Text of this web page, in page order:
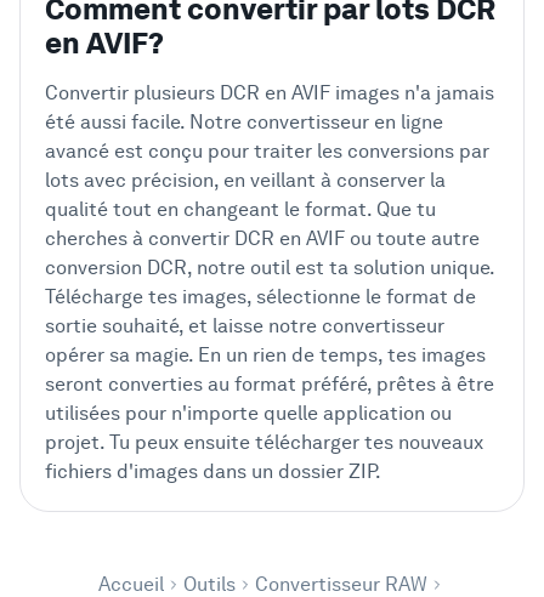
Comment convertir par lots DCR
en AVIF?
Convertir plusieurs DCR en AVIF images n'a jamais
été aussi facile. Notre convertisseur en ligne
avancé est conçu pour traiter les conversions par
lots avec précision, en veillant à conserver la
qualité tout en changeant le format. Que tu
cherches à convertir DCR en AVIF ou toute autre
conversion DCR, notre outil est ta solution unique.
Télécharge tes images, sélectionne le format de
sortie souhaité, et laisse notre convertisseur
opérer sa magie. En un rien de temps, tes images
seront converties au format préféré, prêtes à être
utilisées pour n'importe quelle application ou
projet. Tu peux ensuite télécharger tes nouveaux
fichiers d'images dans un dossier ZIP.
Accueil Outils Convertisseur RAW